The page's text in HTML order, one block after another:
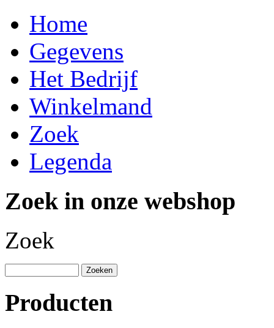
Home
Gegevens
Het Bedrijf
Winkelmand
Zoek
Legenda
Zoek in onze webshop
Zoek
Producten